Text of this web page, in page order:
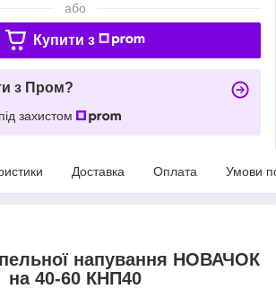
або
Купити з
з Пром?
захистом
Доставка Оплата Умови
напування НОВАЧОК
на 40-60 КНП40